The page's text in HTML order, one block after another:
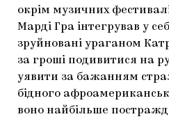
окрім музичних
Марді Гра інтегрував у
зруйновані ураганом
за гроші подивитися на
уявити за бажанням
бідного
воно найбільше